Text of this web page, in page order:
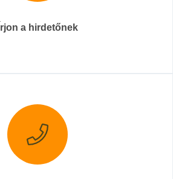
Írjon a hirdetőnek